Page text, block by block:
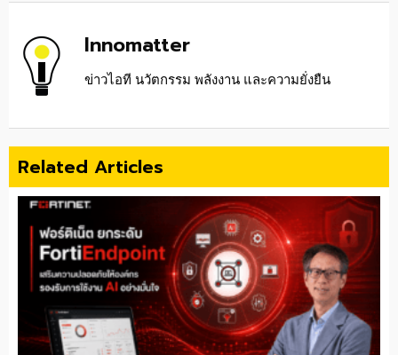
Innomatter
ข่าวไอที นวัตกรรม พลังงาน และความยั่งยืน
Related Articles